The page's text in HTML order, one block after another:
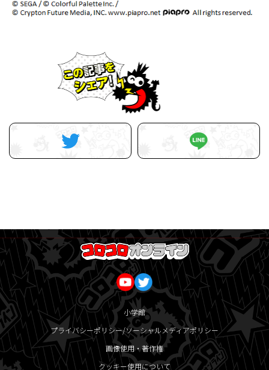
小学館
プライバシーポリシー/ソーシャルメディアポリシー
画像使用・著作権
クッキー使用について